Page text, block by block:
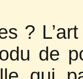
?
de